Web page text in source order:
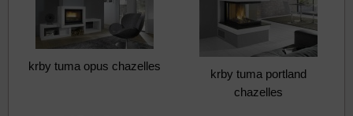
krby tuma opus chazelles
krby tuma portland
chazelles